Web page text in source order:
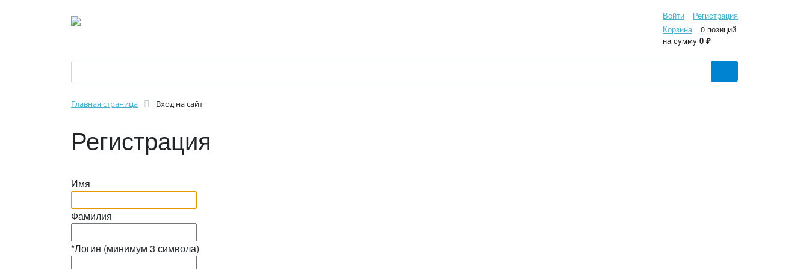
Войти
Регистрация
Корзина
0 позиций
на сумму 0 ₽
Главная страница Вход на сайт
Регистрация
Имя
Фамилия
*Логин (минимум 3 символа)